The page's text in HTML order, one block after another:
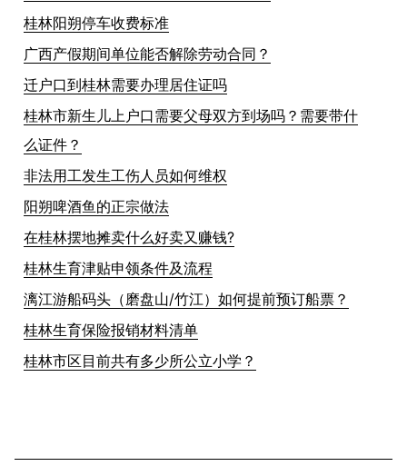
桂林阳朔停车收费标准
广西产假期间单位能否解除劳动合同？
迁户口到桂林需要办理居住证吗
桂林市新生儿上户口需要父母双方到场吗？需要带什
么证件？
非法用工发生工伤人员如何维权
阳朔啤酒鱼的正宗做法
在桂林摆地摊卖什么好卖又赚钱?
桂林生育津贴申领条件及流程
漓江游船码头（磨盘山/竹江）如何提前预订船票？
桂林生育保险报销材料清单
桂林市区目前共有多少所公立小学？